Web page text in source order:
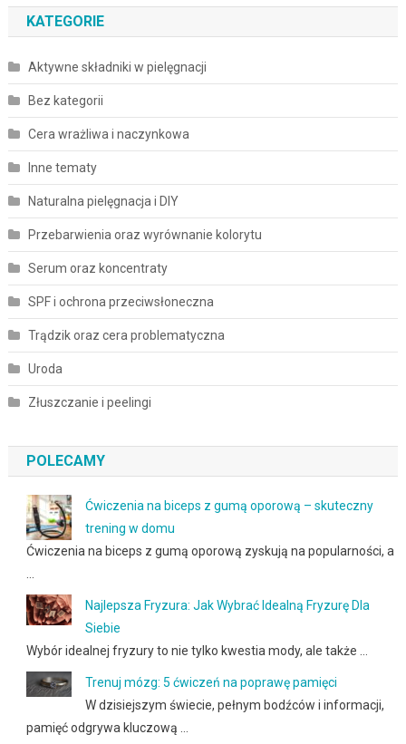
KATEGORIE
Aktywne składniki w pielęgnacji
Bez kategorii
Cera wrażliwa i naczynkowa
Inne tematy
Naturalna pielęgnacja i DIY
Przebarwienia oraz wyrównanie kolorytu
Serum oraz koncentraty
SPF i ochrona przeciwsłoneczna
Trądzik oraz cera problematyczna
Uroda
Złuszczanie i peelingi
POLECAMY
Ćwiczenia na biceps z gumą oporową – skuteczny
trening w domu
Ćwiczenia na biceps z gumą oporową zyskują na popularności, a
Najlepsza Fryzura: Jak Wybrać Idealną Fryzurę Dla
Siebie
Wybór idealnej fryzury to nie tylko kwestia mody, ale także …
Trenuj mózg: 5 ćwiczeń na poprawę pamięci
W dzisiejszym świecie, pełnym bodźców i informacji,
pamięć odgrywa kluczową …